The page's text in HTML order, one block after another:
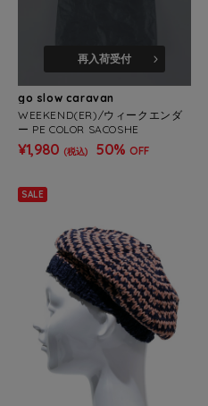
再入荷受付
go slow caravan
WEEKEND(ER)/ウィークエンダ
ー PE COLOR SACOSHE
¥1,980 (税込) 50% OFF
SALE